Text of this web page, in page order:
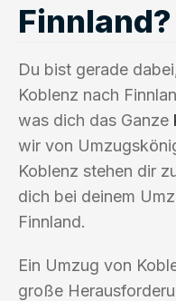
Finnland?
Du bist gerade
Koblenz nach
was dich das Ganze
wir von
Koblenz stehen dir
dich bei deinem
Finnland.
Ein Umzug von
große